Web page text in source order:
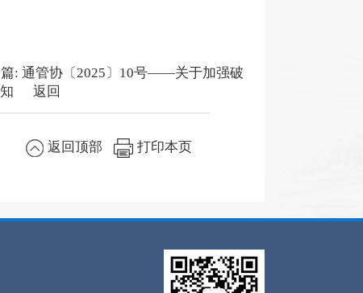
: 通管协〔2025〕10号——关于加强破
返回
返回顶部 打印本页